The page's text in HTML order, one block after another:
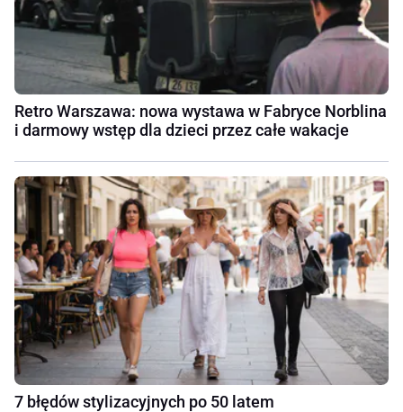
Retro Warszawa: nowa wystawa w Fabryce Norblina
i darmowy wstęp dla dzieci przez całe wakacje
7 błędów stylizacyjnych po 50 latem